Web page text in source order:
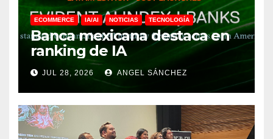
ECOMMERCE IA/AI NOTICIAS TECNOLOGÍA
Banca mexicana destaca en
ranking de IA
JUL 28, 2026 ANGEL SÁNCHEZ